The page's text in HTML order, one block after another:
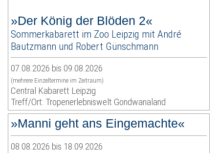
»Der König der Blöden 2«
Sommerkabarett im Zoo Leipzig mit André
Bautzmann und Robert Günschmann
07.08.2026 bis 09.08.2026
(mehrere Einzeltermine im Zeitraum)
Central Kabarett Leipzig
Treff/Ort: Tropenerlebniswelt Gondwanaland
»Manni geht ans Eingemachte«
08.08.2026 bis 18.09.2026